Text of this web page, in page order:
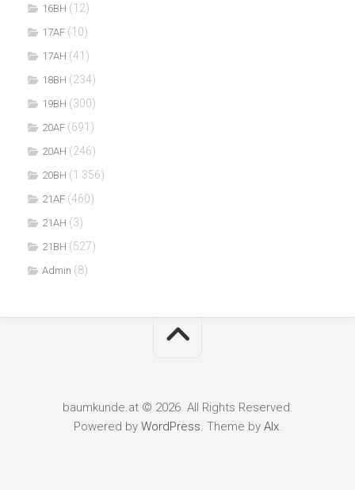
16BH (12)
17AF (10)
17AH (41)
18BH (234)
19BH (300)
20AF (691)
20AH (246)
20BH (1.356)
21AF (460)
21AH (3)
21BH (527)
Admin (8)
baumkunde.at © 2026. All Rights Reserved.
Powered by WordPress. Theme by Alx.